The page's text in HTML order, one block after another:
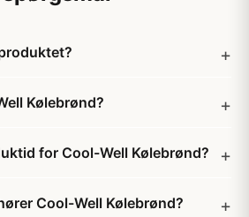
Kølebrønd?
for Cool-Well Kølebrønd?
Cool-Well Kølebrønd?